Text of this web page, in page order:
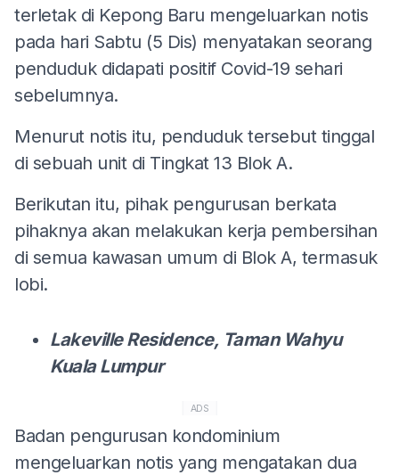
terletak di Kepong Baru mengeluarkan notis
pada hari Sabtu (5 Dis) menyatakan seorang
penduduk didapati positif Covid-19 sehari
sebelumnya.
Menurut notis itu, penduduk tersebut tinggal
di sebuah unit di Tingkat 13 Blok A.
Berikutan itu, pihak pengurusan berkata
pihaknya akan melakukan kerja pembersihan
di semua kawasan umum di Blok A, termasuk
lobi.
Lakeville Residence, Taman Wahyu
Kuala Lumpur
ADS
Badan pengurusan kondominium
mengeluarkan notis yang mengatakan dua